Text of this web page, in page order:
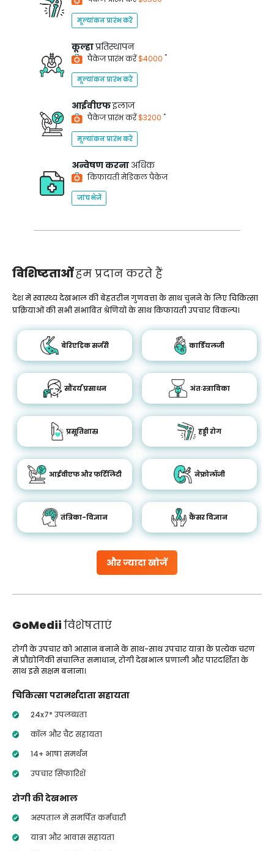
मूल्यांकन प्रारंभ करें
कूल्हाप्रतिस्थापन
पैकेज प्रारंभ करें$4000 *
मूल्यांकन प्रारंभ करें
आईवीएफइलाज
पैकेज प्रारंभ करें$3200 *
मूल्यांकन प्रारंभ करें
अन्वेषण करना अधिक
किफायती मेडिकल पैकेज
जांच भेजें
विशिष्टताओंहम प्रदान करते हैं
और ज्यादा खोजें
देश में स्वास्थ्य देखभाल की बेहतरीन गुणवत्ता के साथ चुनने के लिए चिकित्सा
प्रक्रियाओं की सभी संभावित श्रेणियों के साथ किफायती उपचार विकल्प।
बेरिएट्रिक सर्जरी कार्डियलजी
सौंदर्य प्रसाधन अंतःस्त्राविका
प्रसूतिशास्र हड्डी रोग
आईवीएफ और फर्टिलिटी नेफ्रोलॉजी
तंत्रिका-विज्ञान कैंसर विज्ञान
GoMediiविशेषताएं
रोगी के उपचार को आसान बनाने के साथ-साथ उपचार यात्रा के प्रत्येक चरण
में प्रौद्योगिकी संचालित समाधान, रोगी देखभाल प्रणाली और पारदर्शिता के
साथ इसे सक्षम बनाना।
चिकित्सा परामर्शदाता सहायता
24x7* उपलब्धता
कॉल और चैट सहायता
14+ भाषा समर्थन
उपचार सिफारिशें
रोगी की देखभाल
अस्पताल में समर्पित कर्मचारी
यात्रा और आवास सहायता